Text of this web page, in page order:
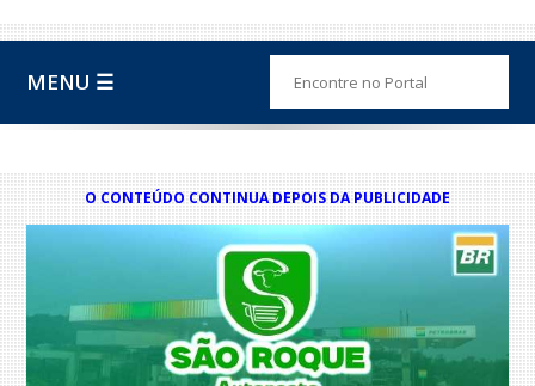
MENU ☰
O CONTEÚDO CONTINUA DEPOIS DA PUBLICIDADE